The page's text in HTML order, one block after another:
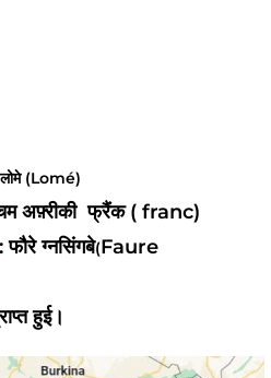
(Lomé)
अफ़्रीकी फ्रैंक ( franc)
फौरे ग्नसिंगबे(Faure
हुई।